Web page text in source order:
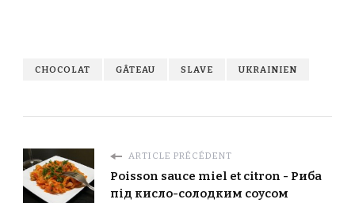
CHOCOLAT GÂTEAU SLAVE UKRAINIEN
ARTICLE PRÉCÉDENT
Poisson sauce miel et citron - Риба
під кисло-солодким соусом